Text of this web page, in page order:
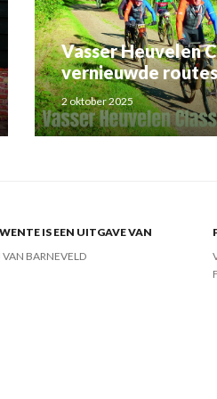
Vasser Heuvelen
vernieuwde routes
2 oktober 2025
IS EEN UITGAVE VAN
VAN BARNEVELD